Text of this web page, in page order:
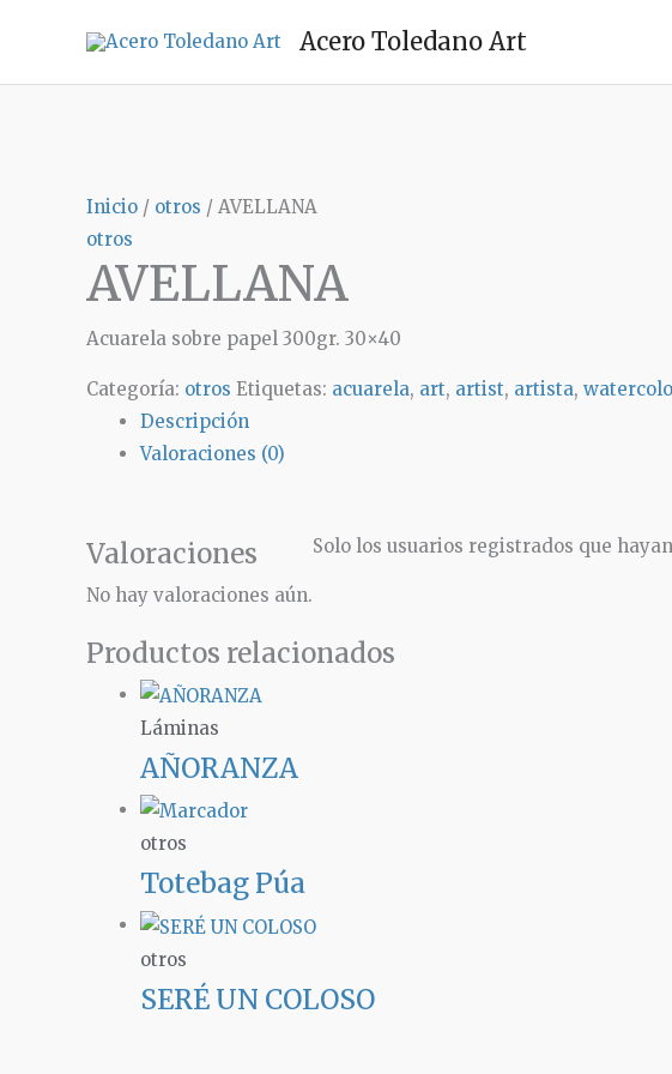
contenido
Acero Toledano Art
Inicio / otros / AVELLANA
otros
AVELLANA
Acuarela sobre papel 300gr. 30×40
Categoría: otros Etiquetas: acuarela, art, artist, artista,
Descripción
Valoraciones (0)
Valoraciones
No hay valoraciones aún.
Solo los usuarios registrados que
Productos relacionados
Láminas
AÑORANZA
otros
Totebag Púa
otros
SERÉ UN COLOSO